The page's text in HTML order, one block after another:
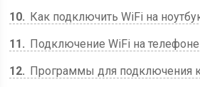
10
Как подключить WiFi на
11
Подключение WiFi на телефоне
12
Программы для подключения